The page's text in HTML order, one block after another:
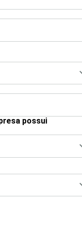
possui